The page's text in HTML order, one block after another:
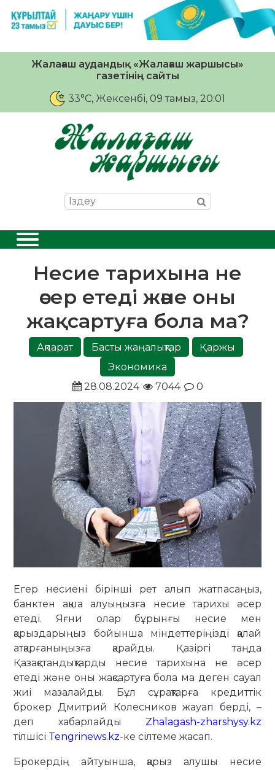
Жалағаш аудандық «Жалағаш жаршысы»
газетінің сайты
33°C, Жексенбі, 09 тамыз, 20:01
Несие тарихына не
әсер етеді және оны
жақсартуға бола ма?
Ақпарат Басты жаңалықтар
Қаржы
Экономика
28.08.2024
7044 0
Егер несиені бірінші рет алып жатпасаңыз,
банктен ақша алуыңызға несие тарихы әсер
етеді. Яғни олар бұрынғы несие мен
қарыздарыңыз бойынша міндеттеріңізді қалай
атқарғаныңызға қарайды. Қазіргі таңда
Қазақстандықтарды несие тарихына не әсер
етеді және оны жақсартуға бола ма деген сауал
жиі мазалайды. Бұл сұрақтарға кредиттік
брокер Дмитрий Колесников жауап берді, –
деп хабарлайды Zhalagash-zharshysy.kz
тілшісі Tengrinews.kz-ке сілтеме жасап.
Брокердің айтуынша, қарыз алушы несие